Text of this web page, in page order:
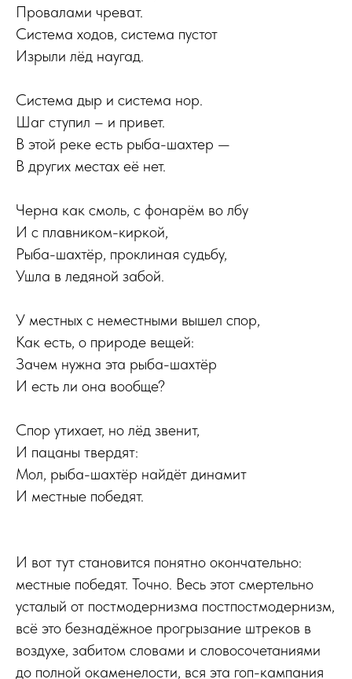
Провалами чреват.
Система ходов, система пустот
Изрыли лёд наугад.
Система дыр и система нор.
Шаг ступил – и привет.
В этой реке есть рыба-шахтер —
В других местах её нет.
Черна как смоль, с фонарём во лбу
И с плавником-киркой,
Рыба-шахтёр, проклиная судьбу,
Ушла в ледяной забой.
У местных с неместными вышел спор,
Как есть, о природе вещей:
Зачем нужна эта рыба-шахтёр
И есть ли она вообще?
Спор утихает, но лёд звенит,
И пацаны твердят:
Мол, рыба-шахтёр найдёт динамит
И местные победят.
И вот тут становится понятно окончательно:
местные победят. Точно. Весь этот смертельно
усталый от постмодернизма постпостмодернизм,
всё это безнадёжное прогрызание штреков в
воздухе, забитом словами и словосочетаниями
до полной окаменелости, вся эта гоп-кампания